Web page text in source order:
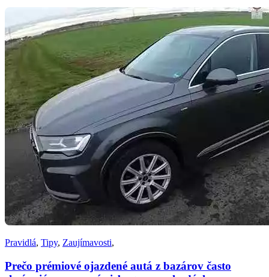
Pravidlá, Tipy, Zaujímavosti,
Prečo prémiové ojazdené autá z bazárov často